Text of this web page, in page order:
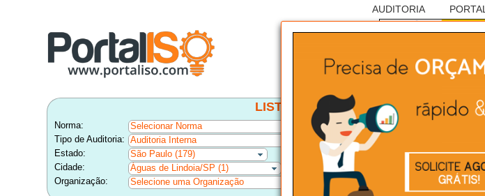
AUDITORIA PORTAL
LISTA BRASILEIRA DE AUDITORIAS
Norma:
Selecionar Norma
Tipo de Auditoria:
Auditoria Interna
Estado:
São Paulo (179)
Cidade:
Águas de Lindoia/SP (1)
Organização:
Selecione uma Organização